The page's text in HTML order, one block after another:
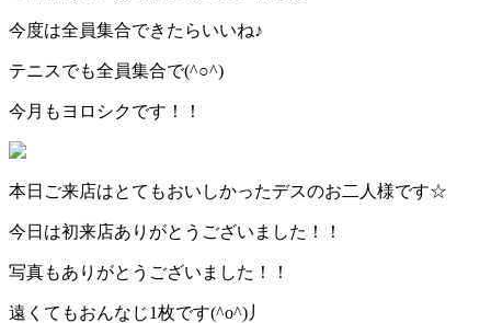
今度は全員集合できたらいいね♪
テニスでも全員集合で(^○^)
今月もヨロシクです！！
本日ご来店はとてもおいしかったデスのお二人様です☆
今日は初来店ありがとうございました！！
写真もありがとうございました！！
遠くてもおんなじ1枚です(^o^)丿